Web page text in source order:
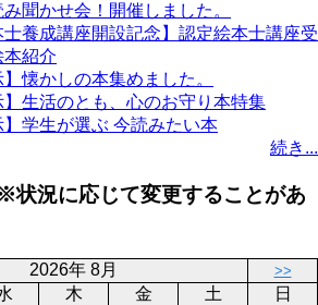
聞かせ会！開催しました。
士養成講座開設記念】認定絵本士講座受
紹介
】懐かしの本集めました。
】生活のとも、心のお守り本特集
】学生が選ぶ 今読みたい本
続き...
況に応じて変更することがあ
2026年 8月 >>
木 金 土
日